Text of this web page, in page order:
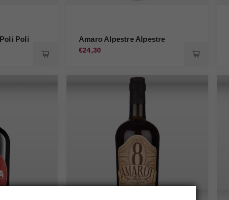
Poli Amaro Alpestre Alpestre
€24,30